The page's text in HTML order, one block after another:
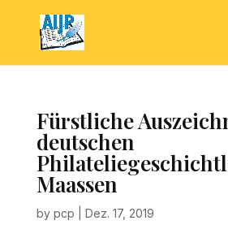
Fürstliche
deutschen
Maassen
by pcp Dez. 17, 2019